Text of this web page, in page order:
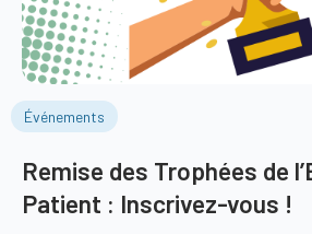
Événements
Remise des Trophées de
Patient : Inscrivez-vous !